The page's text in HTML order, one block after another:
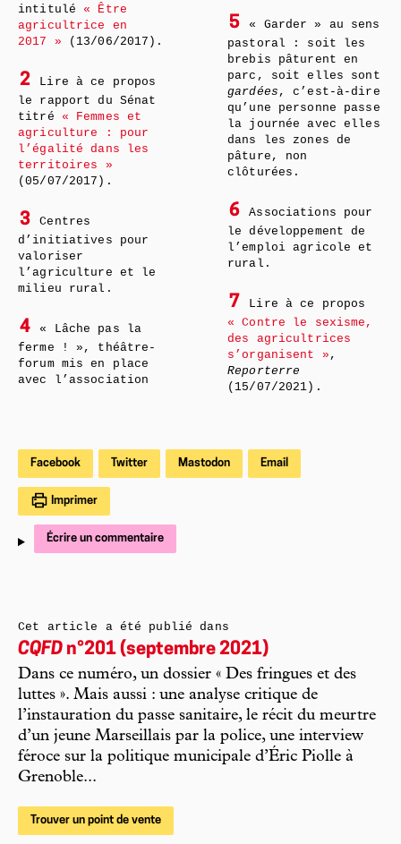
intitulé« Être
agricultrice en
2017 » (13/06/2017).
2
Lire à ce propos
le rapport du Sénat
titré « Femmes et
agriculture : pour
l’égalité dans les
territoires »
(05/07/2017).
3
Centres
d’initiatives pour
valoriser
l’agriculture et le
milieu rural.
4
« Lâche pas la
ferme ! », théâtre-
forum mis en place
avec l’association
5
« Garder » au sens
pastoral : soit les
brebis pâturent en
parc, soit elles sont
gardées , c’est-à-dire
qu’une personne passe
la journée avec elles
dans les zones de
pâture, non
clôturées.
6
Associations pour
le développement de
l’emploi agricole et
rural.
7
Lire à ce propos
« Contre le sexisme,
des agricultrices
s’organisent » ,
Reporterre
(15/07/2021).
Facebook Twitter Mastodon Email
Imprimer
Écrire un commentaire
Cet article a été publié dans
CQFD n°201 (septembre 2021)
Dans ce numéro, un dossier « Des fringues et des
luttes ». Mais aussi : une analyse critique de
l’instauration du passe sanitaire, le récit du meurtre
d’un jeune Marseillais par la police, une interview
féroce sur la politique municipale d’Éric Piolle à
Grenoble...
Trouver un point de vente